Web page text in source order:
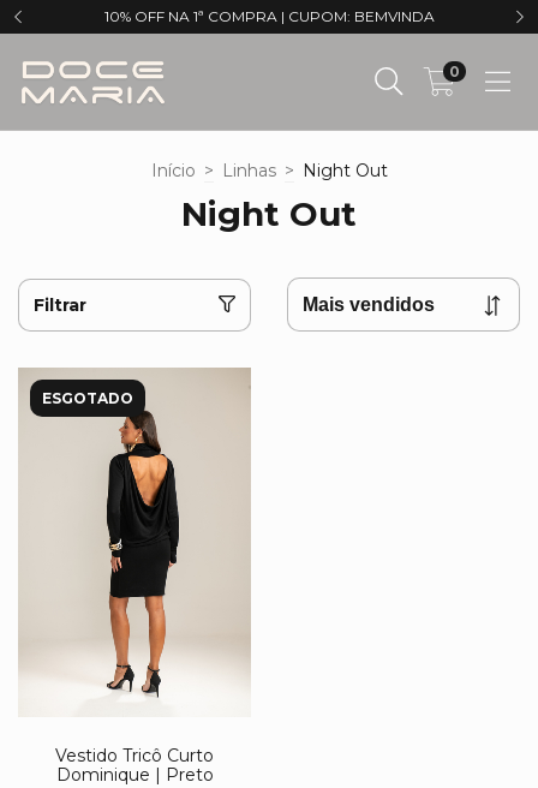
10% OFF NA 1ª COMPRA | CUPOM: BEMVINDA
0
Início > Linhas > Night Out
Night Out
Filtrar
ESGOTADO
Vestido Tricô Curto
Dominique | Preto